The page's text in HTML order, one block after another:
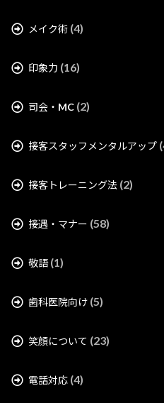
メイク術 (4)
印象力 (16)
司会・MC (2)
接客スタッフメンタルアップ
接客トレーニング法 (2)
接遇・マナー (58)
敬語(1)
歯科医院向け (5)
笑顔について (23)
電話対応 (4)